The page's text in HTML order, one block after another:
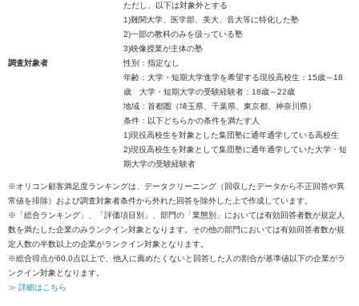
ただし、以下は対象外とする
1)難関大学、医学部、美大、音大等に特化した塾
2)一部の教科のみを扱っている塾
3)映像授業が主体の塾
調査対象者
性別：指定なし
年齢：大学・短期大学進学を希望する現役高校生：15歳～18
歳 大学・短期大学の受験経験者：18歳～22歳
地域：首都圏（埼玉県、千葉県、東京都、神奈川県）
条件：以下どちらかの条件を満たす人
1)現役高校生を対象とした集団塾に通年通学している高校生
2)現役高校生を対象として集団塾に通年通学していた大学・短
期大学の受験経験者
※オリコン顧客満足度ランキングは、データクリーニング（回収したデータから不正回答や異
常値を排除）および調査対象者条件から外れた回答を除外した上で作成しています。
※「総合ランキング」、「評価項目別」、部門の「業態別」においては有効回答者数が規定人
数を満たした企業のみランクイン対象となります。その他の部門においては有効回答者数が規
定人数の半数以上の企業がランクイン対象となります。
※総合得点が60.0点以上で、他人に薦めたくないと回答した人の割合が基準値以下の企業がラ
ンクイン対象となります。
≫ 詳細はこちら